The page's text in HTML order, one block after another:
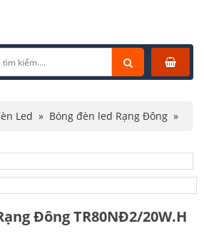
Led » Bóng đèn led Rạng Đông »
Đông TR80NĐ2/20W.H